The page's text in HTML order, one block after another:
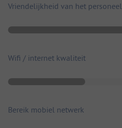
Vriendelijkheid van het personeel
Wifi / internet kwaliteit
Bereik mobiel netwerk